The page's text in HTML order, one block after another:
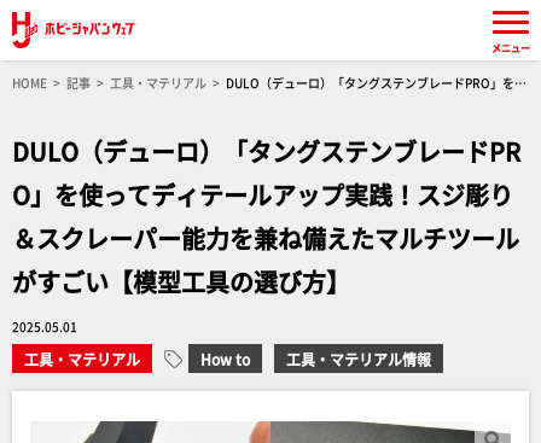
HOME 記事 工具・マテリアル
DULO（デューロ）「タングステンブレードPRO」を使
DULO（デューロ）「タングステンブレードPR
O」を使ってディテールアップ実践！スジ彫り
＆スクレーパー能力を兼ね備えたマルチツール
がすごい【模型工具の選び方】
2025.05.01
工具・マテリアル How to 工具・マテリアル情報
メニュー